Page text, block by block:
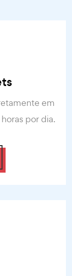
em
por dia.